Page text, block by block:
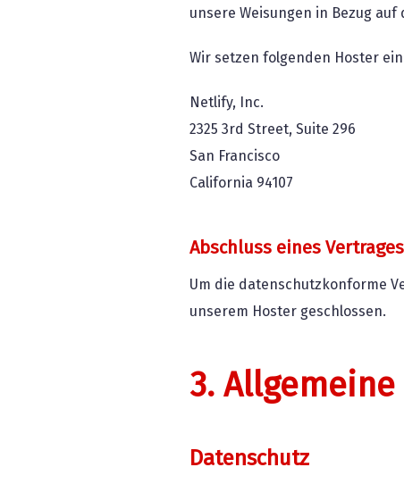
unsere Weisungen in Bezug
Wir setzen folgenden Hoster
Netlify, Inc.
2325 3rd Street, Suite 296
San Francisco
California 94107
Abschluss eines
Um die datenschutzkonforme
unserem Hoster geschlossen.
3.
Datenschutz